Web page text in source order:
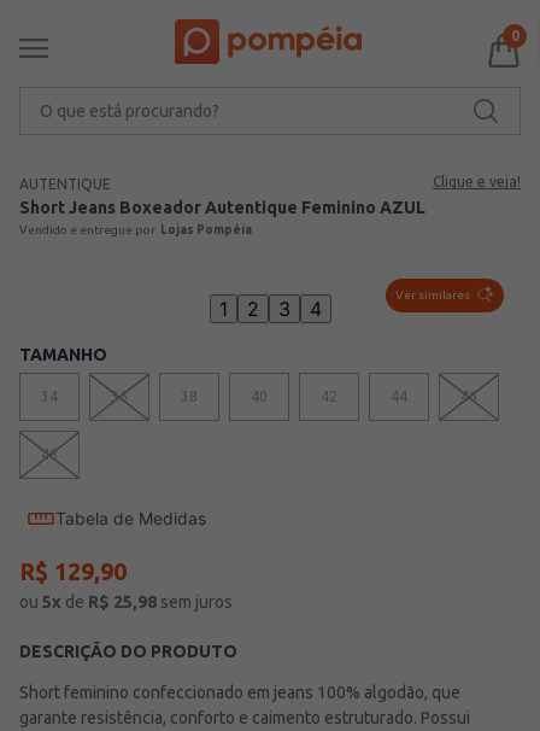
0
AUTENTIQUE Clique e veja!
Short Jeans Boxeador Autentique Feminino AZUL
Lojas Pompéia
Ver similares
1 2 3 4
TAMANHO
34 36 38 40 42 44 46
48
Tabela de Medidas
R$ 129,90
ou 5x de R$ 25,98 sem juros
DESCRIÇÃO DO PRODUTO
Short feminino confeccionado em jeans 100% algodão, que
garante resistência, conforto e caimento estruturado. Possui